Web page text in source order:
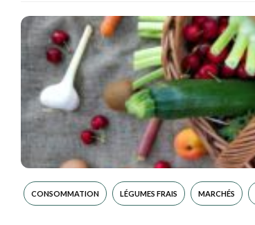
CONSOMMATION LÉGUMES FRAIS MARCHÉS